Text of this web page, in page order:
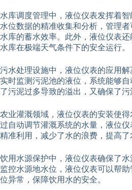
水库调度管理中，液位仪表发挥着
水位数据的精准收集和分析，管理
水库的蓄水效率。此外，液位仪表
水库在极端天气条件下的安全运行。
污水处理设施中，液位仪表的应用
实时监测污泥池的液位，系统能够
了污泥过多导致的溢出，又确保了污
农业灌溉领域，液位仪表的安装使
过自动调节灌溉系统的水量，液位
精准利用，减少了水的浪费，提高了
饮用水源保护中，液位仪表确保了
监控水源地水位，液位仪表可以帮
位异常，保障饮用水的安全。